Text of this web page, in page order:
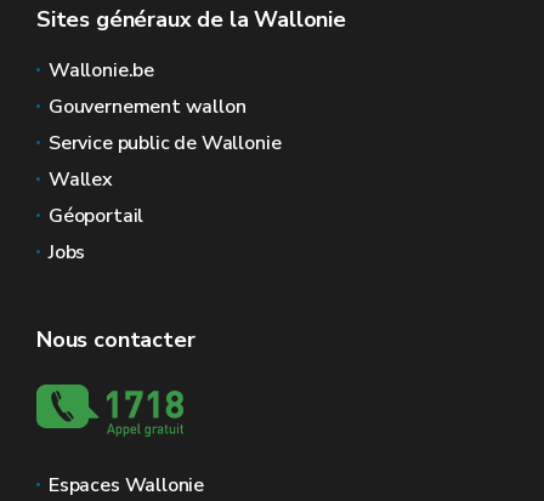
Sites généraux de la Wallonie
Wallonie.be
Gouvernement wallon
Service public de Wallonie
Wallex
Géoportail
Jobs
Nous contacter
Espaces Wallonie